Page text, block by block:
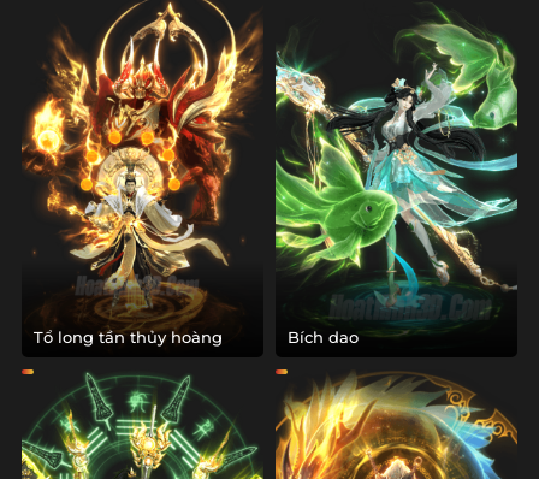
Tổ long tần thủy hoàng Bích dao